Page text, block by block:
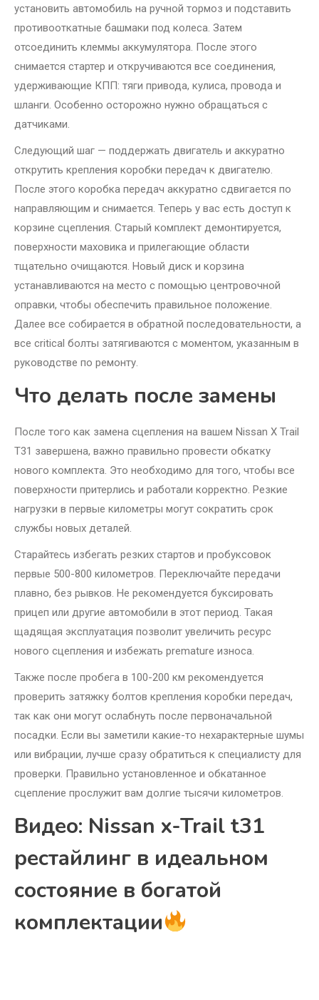
установить автомобиль на ручной тормоз и подставить
противооткатные башмаки под колеса. Затем
отсоединить клеммы аккумулятора. После этого
снимается стартер и откручиваются все соединения,
удерживающие КПП: тяги привода, кулиса, провода и
шланги. Особенно осторожно нужно обращаться с
датчиками.
Следующий шаг — поддержать двигатель и аккуратно
открутить крепления коробки передач к двигателю.
После этого коробка передач аккуратно сдвигается по
направляющим и снимается. Теперь у вас есть доступ к
корзине сцепления. Старый комплект демонтируется,
поверхности маховика и прилегающие области
тщательно очищаются. Новый диск и корзина
устанавливаются на место с помощью центровочной
оправки, чтобы обеспечить правильное положение.
Далее все собирается в обратной последовательности, а
все critical болты затягиваются с моментом, указанным в
руководстве по ремонту.
Что делать после замены
После того как замена сцепления на вашем Nissan X Trail
T31 завершена, важно правильно провести обкатку
нового комплекта. Это необходимо для того, чтобы все
поверхности притерлись и работали корректно. Резкие
нагрузки в первые километры могут сократить срок
службы новых деталей.
Старайтесь избегать резких стартов и пробуксовок
первые 500-800 километров. Переключайте передачи
плавно, без рывков. Не рекомендуется буксировать
прицеп или другие автомобили в этот период. Такая
щадящая эксплуатация позволит увеличить ресурс
нового сцепления и избежать premature износа.
Также после пробега в 100-200 км рекомендуется
проверить затяжку болтов крепления коробки передач,
так как они могут ослабнуть после первоначальной
посадки. Если вы заметили какие-то нехарактерные шумы
или вибрации, лучше сразу обратиться к специалисту для
проверки. Правильно установленное и обкатанное
сцепление прослужит вам долгие тысячи километров.
Видео: Nissan x-Trail t31
рестайлинг в идеальном
состояние в богатой
комплектации